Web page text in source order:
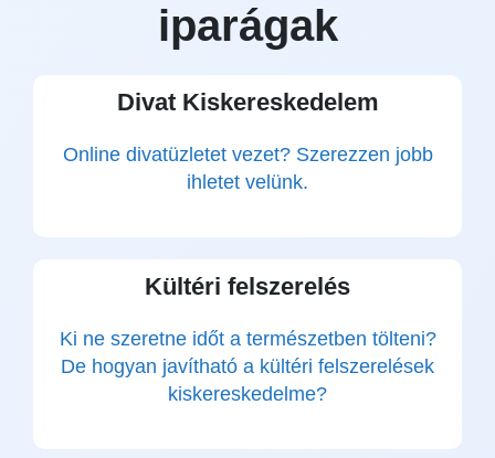
iparágak
Divat Kiskereskedelem
Online divatüzletet vezet? Szerezzen jobb
ihletet velünk.
Kültéri felszerelés
Ki ne szeretne időt a természetben tölteni?
De hogyan javítható a kültéri felszerelések
kiskereskedelme?